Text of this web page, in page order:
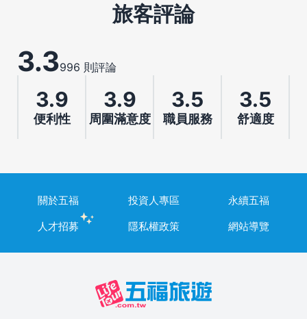
旅客評論
3.3996 則評論
3.9
便利性
3.9
周圍滿意度
3.5
職員服務
3.5
舒適度
關於五福 投資人專區
永續五福
人才招募
隱私權政策 網站導覽